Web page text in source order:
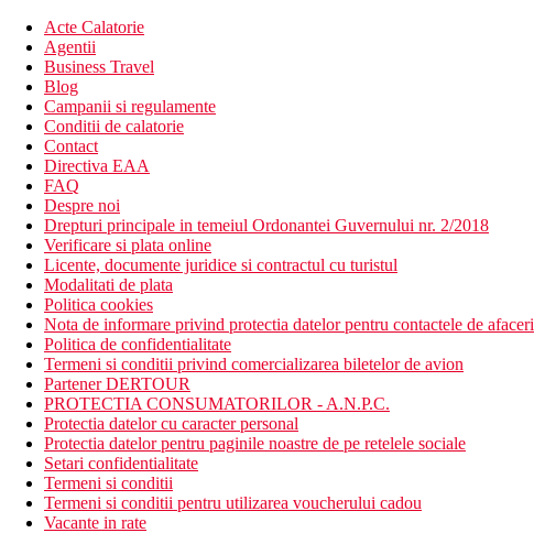
Acte Calatorie
Agentii
Business Travel
Blog
Campanii si regulamente
Conditii de calatorie
Contact
Directiva EAA
FAQ
Despre noi
Drepturi principale in temeiul Ordonantei Guvernului nr. 2/2018
Verificare si plata online
Licente, documente juridice si contractul cu turistul
Modalitati de plata
Politica cookies
Nota de informare privind protectia datelor pentru contactele de afaceri
Politica de confidentialitate
Termeni si conditii privind comercializarea biletelor de avion
Partener DERTOUR
PROTECTIA CONSUMATORILOR - A.N.P.C.
Protectia datelor cu caracter personal
Protectia datelor pentru paginile noastre de pe retelele sociale
Setari confidentialitate
Termeni si conditii
Termeni si conditii pentru utilizarea voucherului cadou
Vacante in rate